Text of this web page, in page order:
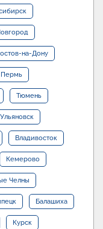
на-Дону
Пермь
Тюмень
Ульяновск
Владивосток
Кемерово
Челны
Балашиха
Курск